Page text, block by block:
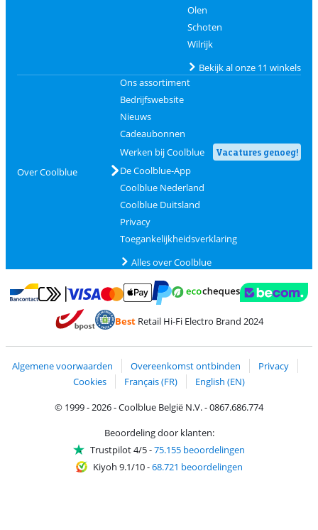
Olen
Schoten
Wilrijk
Bekijk al onze 11 winkels
Over Coolblue
Ons assortiment
Bedrijfswebsite
Nieuws
Cadeaubonnen
Werken bij Coolblue
Vacatures genoeg!
De Coolblue-App
Coolblue Nederland
Coolblue Duitsland
Privacy
Toegankelijkheidsverklaring
Alles over Coolblue
Betalen met Bancontact
Betalen met MasterCard en Visa via ClickToPay
BestRetail Hi-Fi Electro Brand 2024
Algemene voorwaarden Overeenkomst ontbinden
Privacy
Cookies
Français (FR)
English (EN)
© 1999 - 2026 - Coolblue België N.V. - 0867.686.774
Beoordeling door klanten:
Trustpilot 4/5-75.155 beoordelingen
Kiyoh 9.1/10-68.721 beoordelingen